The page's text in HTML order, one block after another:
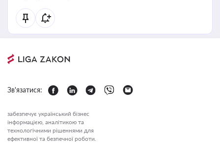
Зв'язатися:
забезпечує український бізнес
інформацією, аналітикою та
технологічними рішеннями для
ефективної та безпечної роботи.